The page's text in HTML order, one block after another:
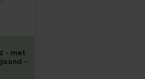
- met
-